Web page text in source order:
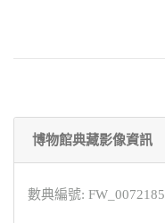
博物館典藏影像資訊
數典編號: FW_0072185